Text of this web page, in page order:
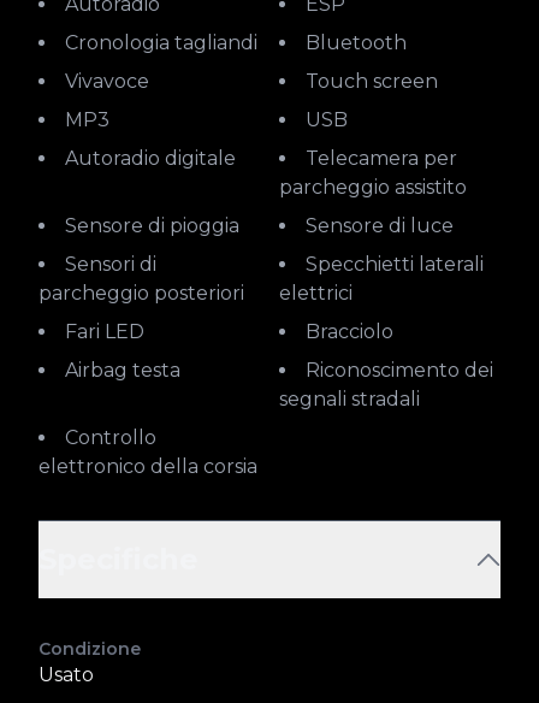
Cronologia tagliandi
Bluetooth
Vivavoce
Touch screen
MP3
USB
Autoradio digitale
Telecamera per
parcheggio assistito
Sensore di pioggia
Sensore di luce
Sensori di
parcheggio posteriori
Specchietti laterali
elettrici
Fari LED
Bracciolo
Airbag testa
Riconoscimento dei
segnali stradali
Controllo
elettronico della corsia
Condizione
Usato